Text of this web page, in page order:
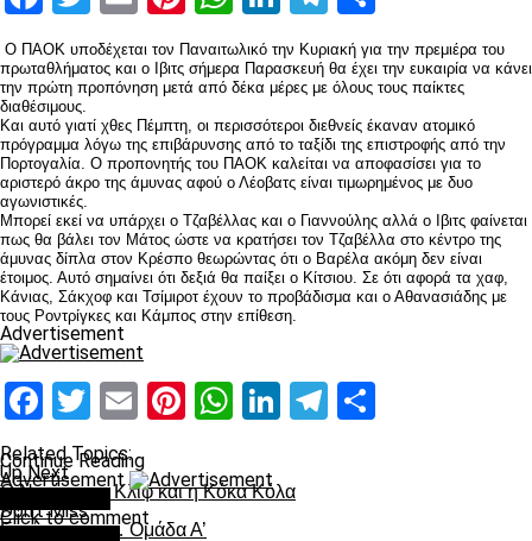
Ο ΠΑΟΚ υποδέχεται τον Παναιτωλικό την Κυριακή για την πρεμιέρα του
πρωταθλήματος και ο Ιβιτς σήμερα Παρασκευή θα έχει την ευκαιρία να κάνει
την πρώτη προπόνηση μετά από δέκα μέρες με όλους τους παίκτες
διαθέσιμους.
Και αυτό γιατί χθες Πέμπτη, οι περισσότεροι διεθνείς έκαναν ατομικό
πρόγραμμα λόγω της επιβάρυνσης από το ταξίδι της επιστροφής από την
Πορτογαλία. Ο προπονητής του ΠΑΟΚ καλείται να αποφασίσει για το
αριστερό άκρο της άμυνας αφού ο Λέοβατς είναι τιμωρημένος με δυο
αγωνιστικές.
Μπορεί εκεί να υπάρχει ο Τζαβέλλας και ο Γιαννούλης αλλά ο Ιβιτς φαίνεται
πως θα βάλει τον Μάτος ώστε να κρατήσει τον Τζαβέλλα στο κέντρο της
άμυνας δίπλα στον Κρέσπο θεωρώντας ότι ο Βαρέλα ακόμη δεν είναι
έτοιμος. Αυτό σημαίνει ότι δεξιά θα παίξει ο Κίτσιου. Σε ότι αφορά τα χαφ,
Κάνιας, Σάκχοφ και Τσίμιροτ έχουν το προβάδισμα και ο Αθανασιάδης με
τους Ροντρίγκες και Κάμπος στην επίθεση.
Advertisement
Facebook
Twitter
EmailPinterest
WhatsApp
LinkedIn
Telegram
Related Topics:
Up Next
Ο Ντούντα, ο Κλιφ και η Κόκα Κόλα
Don't Miss
Εκτός με την… Ομάδα Α’
Continue Reading
Advertisement
Click to comment